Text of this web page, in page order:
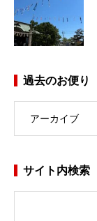
過去のお便り
アーカイブ
サイト内検索